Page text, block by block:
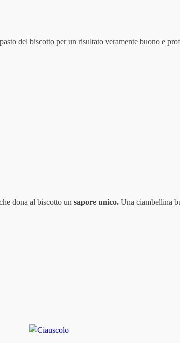
del biscotto per un risultato veramente buono e
dona al biscotto un sapore unico. Una ciambellina